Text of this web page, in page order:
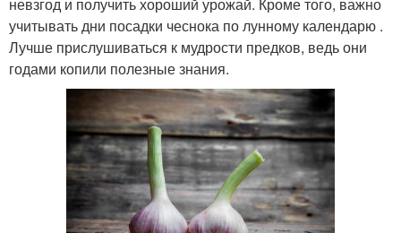
невзгод и получить хороший урожай. Кроме того, важно
учитывать дни посадки чеснока по лунному календарю .
Лучше прислушиваться к мудрости предков, ведь они
годами копили полезные знания.